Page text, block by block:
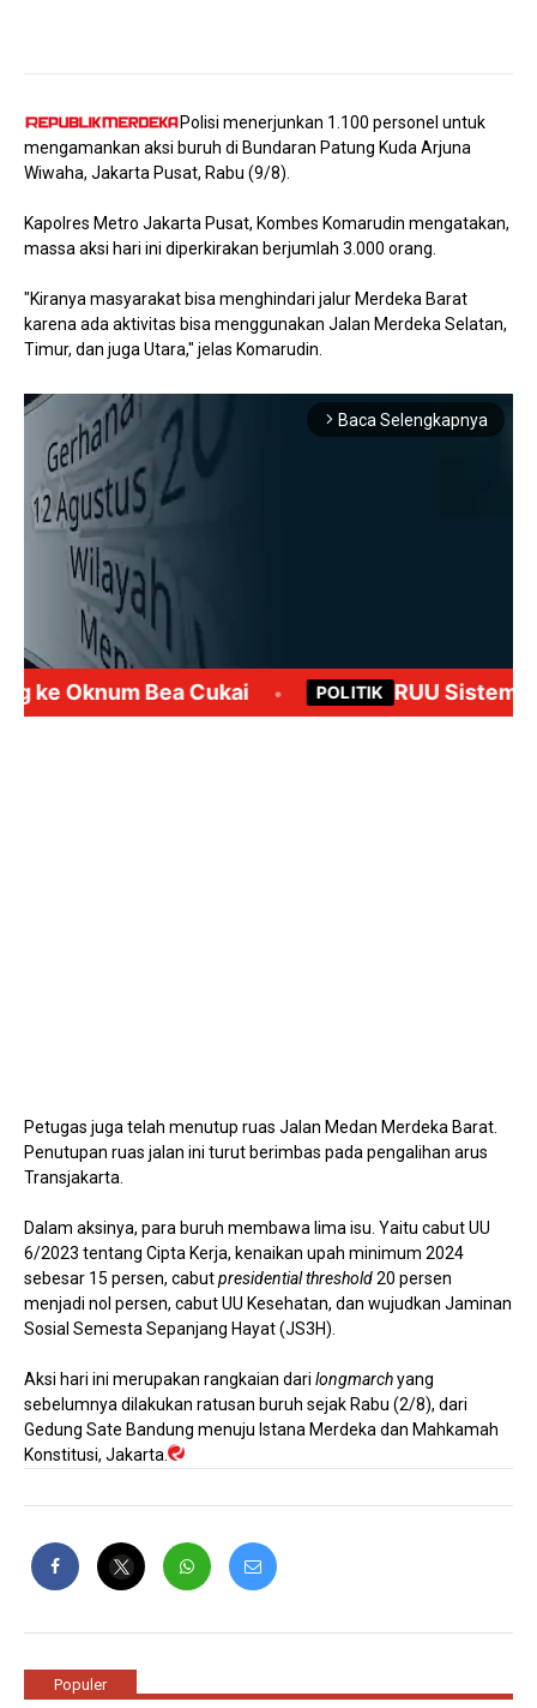
Polisi menerjunkan 1.100 personel untuk
mengamankan aksi buruh di Bundaran Patung Kuda Arjuna
Wiwaha, Jakarta Pusat, Rabu (9/8).
Kapolres Metro Jakarta Pusat, Kombes Komarudin mengatakan,
massa aksi hari ini diperkirakan berjumlah 3.000 orang.
"Kiranya masyarakat bisa menghindari jalur Merdeka Barat
karena ada aktivitas bisa menggunakan Jalan Merdeka Selatan,
Timur, dan juga Utara," jelas Komarudin.
arrow_forward_ios Baca Selengkapnya
Petugas juga telah menutup ruas Jalan Medan Merdeka Barat.
Penutupan ruas jalan ini turut berimbas pada pengalihan arus
Transjakarta.
Dalam aksinya, para buruh membawa lima isu. Yaitu cabut UU
6/2023 tentang Cipta Kerja, kenaikan upah minimum 2024
sebesar 15 persen, cabutpresidential threshold20 persen
menjadi nol persen, cabut UU Kesehatan, dan wujudkan Jaminan
Sosial Semesta Sepanjang Hayat (JS3H).
Aksi hari ini merupakan rangkaian dari longmarchyang
sebelumnya dilakukan ratusan buruh sejak Rabu (2/8), dari
Gedung Sate Bandung menuju Istana Merdeka dan Mahkamah
Konstitusi, Jakarta.
Populer